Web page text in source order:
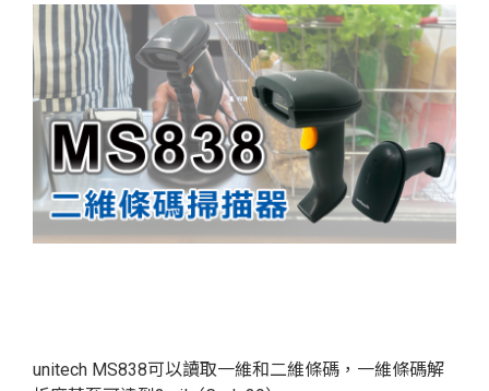
unitech MS838可以讀取一維和二維條碼，一維條碼解